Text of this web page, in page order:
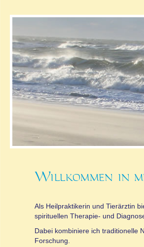
Willkommen in
Als Heilpraktikerin und Tierärztin
spirituellen Therapie- und
Dabei kombiniere ich traditionelle
Forschung.